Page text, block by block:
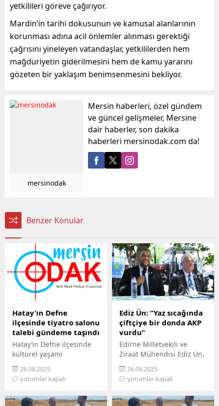
yetkilileri göreve çağırıyor.
Mardin’in tarihi dokusunun ve kamusal alanlarının
korunması adına acil önlemler alınması gerektiği
çağrısını yineleyen vatandaşlar, yetkililerden hem
mağduriyetin giderilmesini hem de kamu yararını
gözeten bir yaklaşım benimsenmesini bekliyor.
mersinodak
Mersin haberleri, özel gündem
ve güncel gelişmeler, Mersine
dair haberler, son dakika
haberleri mersinodak.com da!
Benzer Konular
Hatay’ın Defne
ilçesinde tiyatro salonu
talebi gündeme taşındı
Hatay’ın Defne ilçesinde
kültürel yaşamı
canlandırmak isteyen
sanatçılar, ilçeye bir
tiyatro salonu kurulması
yılından bu yana
26.08.2025
yorumlar kapalı
Ediz Ün: “Yaz sıcağında
çiftçiye bir donda AKP
vurdu”
Edirne Milletvekili ve
Ziraat Mühendisi Ediz Ün,
kabine toplantısı sonrası
Cumhurbaşkanı
Erdoğan’ın açıkladığı zirai
sözlerle eleştirdi. Ün, “Yaz
26.08.2025
yorumlar kapalı